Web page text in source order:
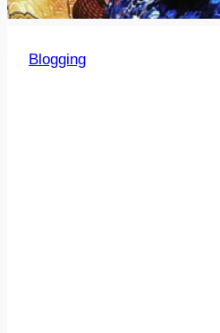
Blogging